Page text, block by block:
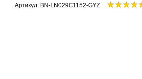
Артикул: BN-LN029C1152-GYZ